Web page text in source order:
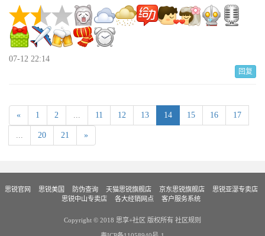
07-12 22:14
回复
« 1 2 ... 11 12 13 14 15 16 17
... 20 21 »
思锐官网 思锐美国 防伪查询 天猫思锐旗舰店 京东思锐旗舰店
思锐亚濏专卖店
思锐中山专卖店
各大经销网点 客户服务系统
Copyright © 2018 思享+社区 版权所有 社区规则